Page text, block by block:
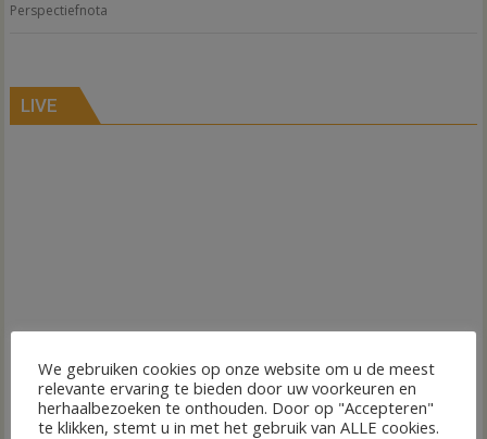
Perspectiefnota
LIVE
We gebruiken cookies op onze website om u de meest
relevante ervaring te bieden door uw voorkeuren en
herhaalbezoeken te onthouden. Door op "Accepteren"
te klikken, stemt u in met het gebruik van ALLE cookies.